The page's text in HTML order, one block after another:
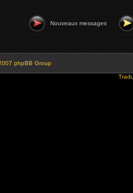
Nouveaux messages
phpBB Group